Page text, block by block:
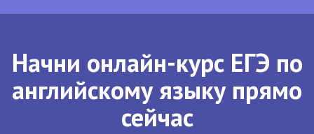
Начни онлайн-курс ЕГЭ по
английскому языку прямо
сейчас